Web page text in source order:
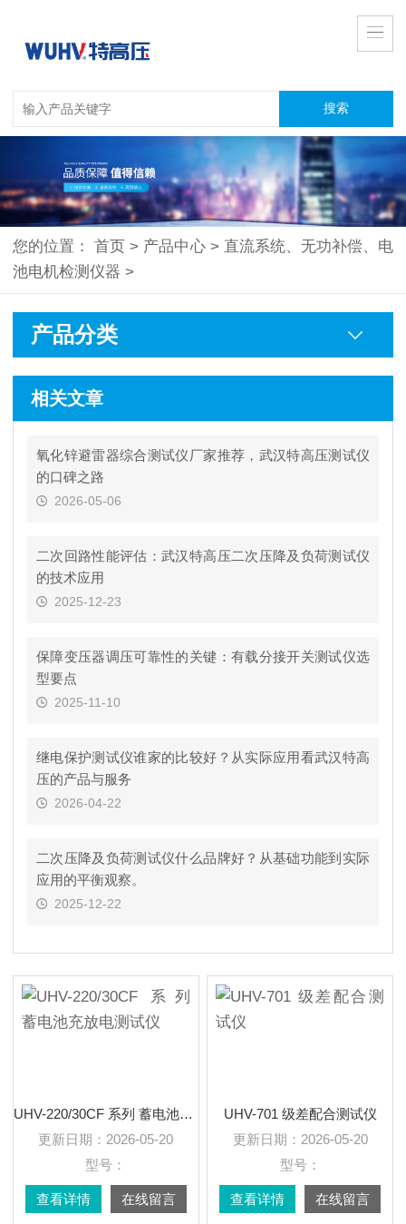
您的位置：首页 > 产品中心 > 直流系统、无功补偿、电
池电机检测仪器 >
产品分类
相关文章
氧化锌避雷器综合测试仪厂家推荐，武汉特高压测试仪
的口碑之路
2026-05-06
二次回路性能评估：武汉特高压二次压降及负荷测试仪
的技术应用
2025-12-23
保障变压器调压可靠性的关键：有载分接开关测试仪选
型要点
2025-11-10
继电保护测试仪谁家的比较好？从实际应用看武汉特高
压的产品与服务
2026-04-22
二次压降及负荷测试仪什么品牌好？从基础功能到实际
应用的平衡观察。
2025-12-22
UHV-220/30CF 系列 蓄电池充放电测试仪
更新日期： 2026-05-20
型号：
查看详情 在线留言
UHV-701 级差配合测试仪
更新日期： 2026-05-20
型号：
查看详情 在线留言